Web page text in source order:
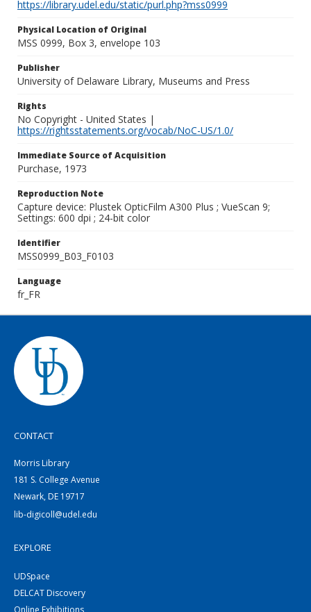
https://library.udel.edu/static/purl.php?mss0999
Physical Location of Original
MSS 0999, Box 3, envelope 103
Publisher
University of Delaware Library, Museums and Press
Rights
No Copyright - United States |
https://rightsstatements.org/vocab/NoC-US/1.0/
Immediate Source of Acquisition
Purchase, 1973
Reproduction Note
Capture device: Plustek OpticFilm A300 Plus ; VueScan 9;
Settings: 600 dpi ; 24-bit color
Identifier
MSS0999_B03_F0103
Language
fr_FR
CONTACT
Morris Library
181 S. College Avenue
Newark, DE 19717
lib-digicoll@udel.edu
EXPLORE
UDSpace
DELCAT Discovery
Online Exhibitions